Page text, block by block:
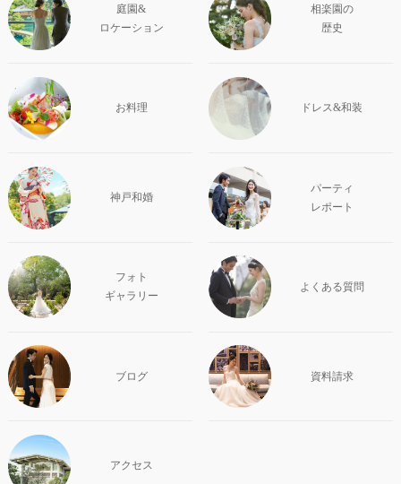
庭園&
ロケーション
相楽園の
歴史
お料理 ドレス&和装
神戸和婚
パーティ
レポート
フォト
ギャラリー
よくある質問
ブログ 資料請求
アクセス